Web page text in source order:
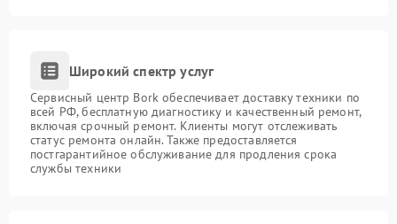
Широкий спектр услуг
Сервисный центр Bork обеспечивает доставку техники по
всей РФ, бесплатную диагностику и качественный ремонт,
включая срочный ремонт. Клиенты могут отслеживать
статус ремонта онлайн. Также предоставляется
постгарантийное обслуживание для продления срока
службы техники